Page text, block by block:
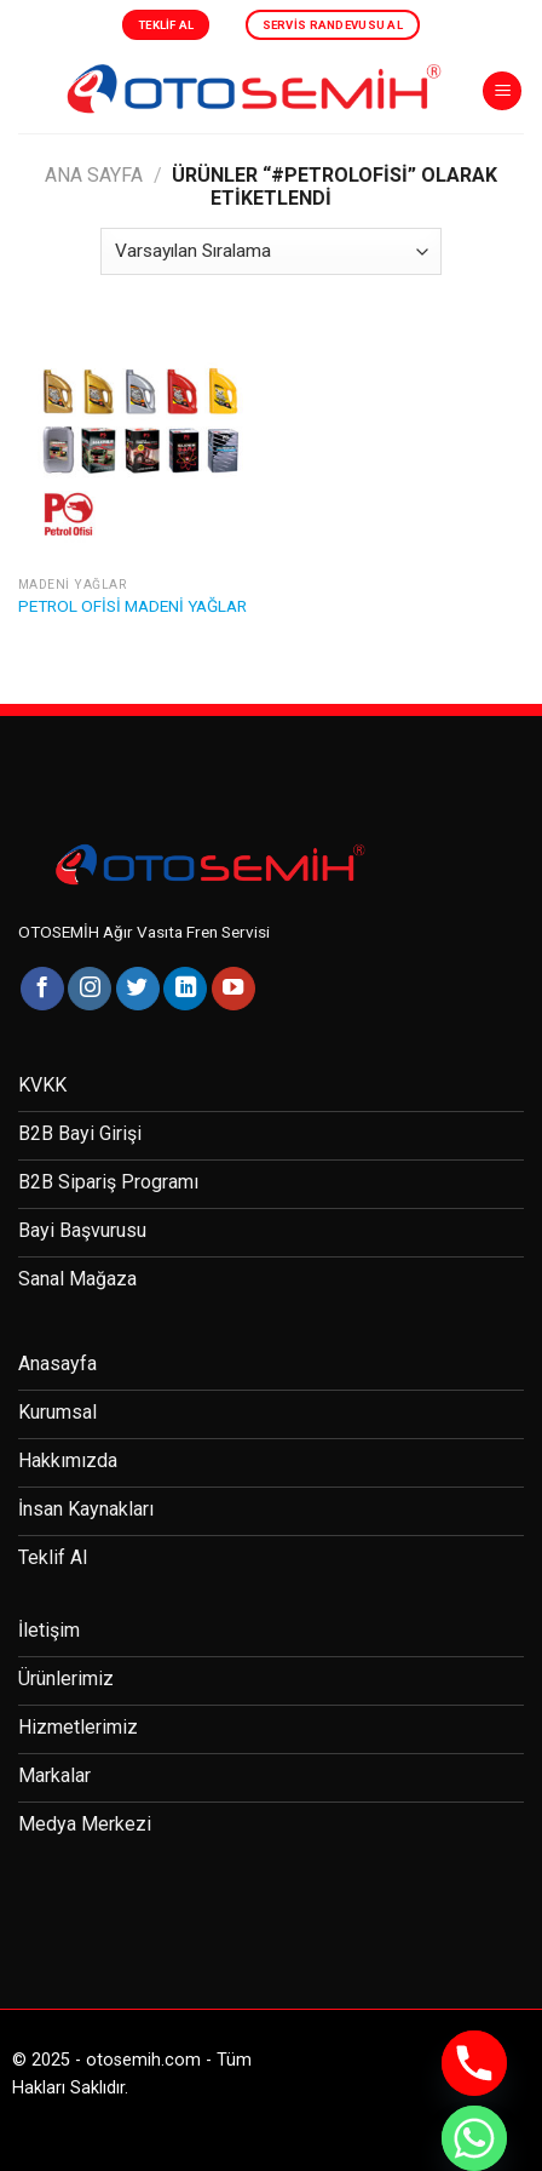
TEKLIF AL SERVIS RANDEVUSU AL
ANA SAYFA / ÜRÜNLER “#PETROLOFİSİ” OLARAK
ETIKETLENDI
MADENI YAĞLAR
PETROL OFİSİ MADENİ YAĞLAR
OTOSEMİH Ağır Vasıta Fren Servisi
Anasayfa
Kurumsal
Hakkımızda
İnsan Kaynakları
Teklif Al
İletişim
Ürünlerimiz
Hizmetlerimiz
Markalar
Medya Merkezi
KVKK
B2B Bayi Girişi
B2B Sipariş Programı
Bayi Başvurusu
Sanal Mağaza
© 2025 - otosemih.com - Tüm
Hakları Saklıdır.